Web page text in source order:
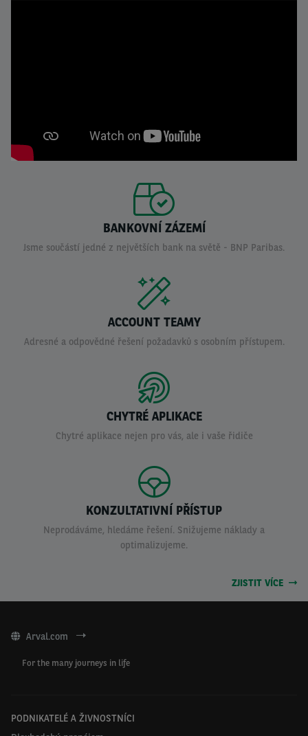
BANKOVNÍ ZÁZEMÍ
Jsme součástí jedné z největších bank na světě - BNP Paribas.
ACCOUNT TEAMY
Adresné a odpovědné řešení požadavků s osobním přístupem.
CHYTRÉ APLIKACE
Chytré aplikace nejen pro vás, ale i vaše řidiče
KONZULTATIVNÍ PŘÍSTUP
Neprodáváme, hledáme řešení. Snižujeme náklady a
optimalizujeme.
ZJISTIT VÍCE
Arval.com
For the many journeys in life
PODNIKATELÉ A ŽIVNOSTNÍCI